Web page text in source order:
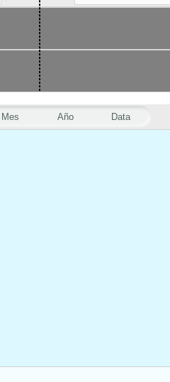
Mes Año Data